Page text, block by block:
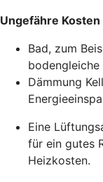
Ungefähre
Bad, zum
Dämmung
Eine
für ein gutes
Heizkosten.